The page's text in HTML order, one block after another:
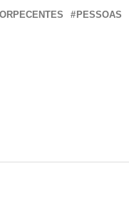
PESSOAS